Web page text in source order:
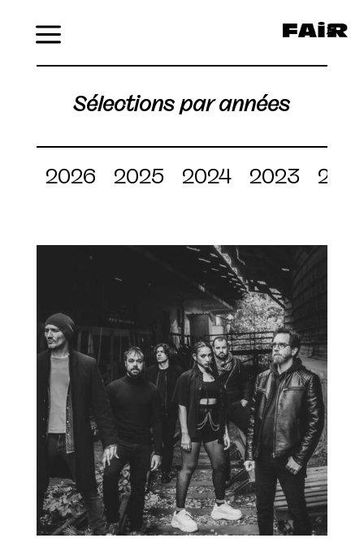
Sélections par années
2026 2025 2024 2023